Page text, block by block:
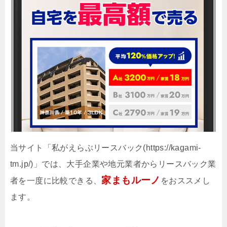
当サイト「私がえらぶリースバック(https://kagami-
tm.jp/)」では、大手企業や地元業者からリースバック業
者を一度に比較できる、家まもルーノ をおススメし
ます。